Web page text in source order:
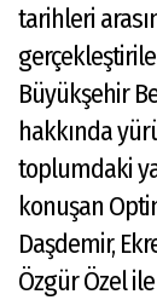
tarihleri
Büyükşehir
hakkında
toplumdaki
konuşan
Daşdemir,
Özgür Özel